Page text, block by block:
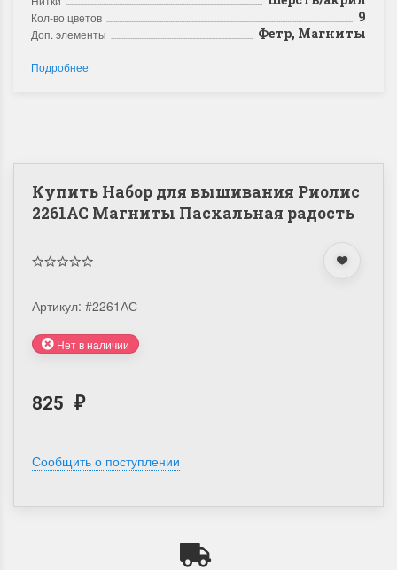
Кол-во цветов 9
Доп. элементы Фетр, Магниты
Подробнее
Купить Набор для вышивания Риолис
2261АС Магниты Пасхальная радость
Артикул: #2261АС
Нет в наличии
825 ₽
Сообщить о поступлении